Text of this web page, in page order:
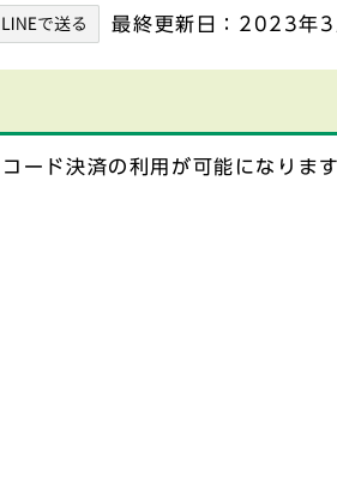
最終更新日：2023年3
ード決済の利用が可能になりま